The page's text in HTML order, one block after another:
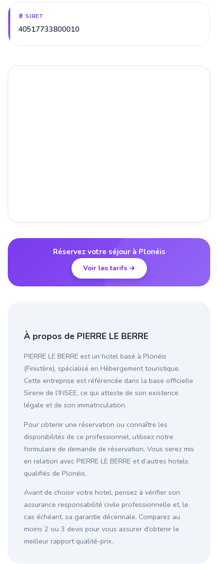
📄 SIRET
40517733800010
Réservez votre séjour à Plonéis
Voir les tarifs →
À propos de PIERRE LE BERRE
PIERRE LE BERRE est un hotel basé à Plonéis
(Finistère), spécialisé en Hébergement touristique.
Cette entreprise est référencée dans la base officielle
Sirene de l’INSEE, ce qui atteste de son existence
légale et de son immatriculation.
Pour obtenir une réservation ou connaître les
disponibilités de ce professionnel, utilisez notre
formulaire de demande de réservation. Vous serez mis
en relation avec PIERRE LE BERRE et d’autres hotels
qualifiés de Plonéis.
Avant de choisir votre hotel, pensez à vérifier son
assurance responsabilité civile professionnelle et, le
cas échéant, sa garantie décennale. Comparez au
moins 2 ou 3 devis pour vous assurer d’obtenir le
meilleur rapport qualité-prix.